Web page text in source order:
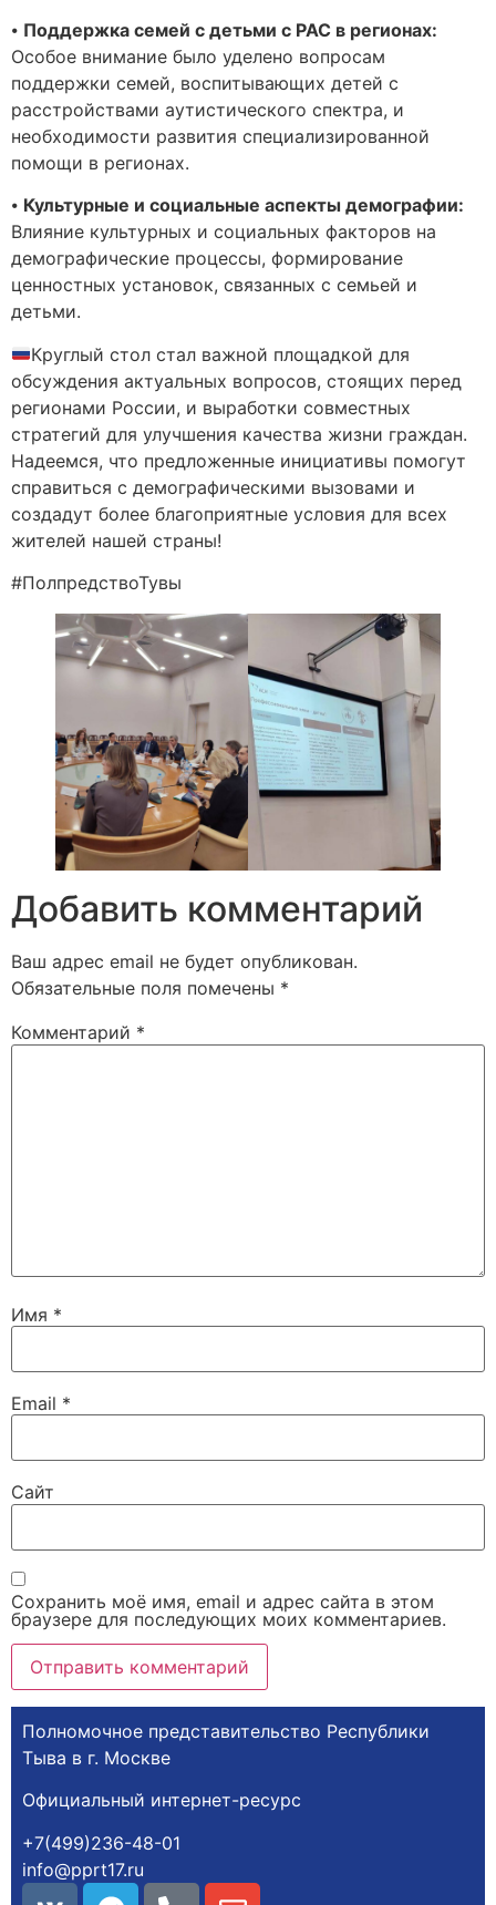
⦁ Поддержка семей с детьми с РАС в регионах:
Особое внимание было уделено вопросам
поддержки семей, воспитывающих детей с
расстройствами аутистического спектра, и
необходимости развития специализированной
помощи в регионах.
⦁ Культурные и социальные аспекты демографии:
Влияние культурных и социальных факторов на
демографические процессы, формирование
ценностных установок, связанных с семьей и
детьми.
Круглый стол стал важной площадкой для
обсуждения актуальных вопросов, стоящих перед
регионами России, и выработки совместных
стратегий для улучшения качества жизни граждан.
Надеемся, что предложенные инициативы помогут
справиться с демографическими вызовами и
создадут более благоприятные условия для всех
жителей нашей страны!
#ПолпредствоТувы
Добавить комментарий
Ваш адрес email не будет опубликован.
Обязательные поля помечены *
Комментарий *
Имя *
Email *
Сайт
Сохранить моё имя, email и адрес сайта в этом
браузере для последующих моих комментариев.
Полномочное представительство Республики
Тыва в г. Москве
Официальный интернет-ресурс
+7(499)236-48-01
info@pprt17.ru